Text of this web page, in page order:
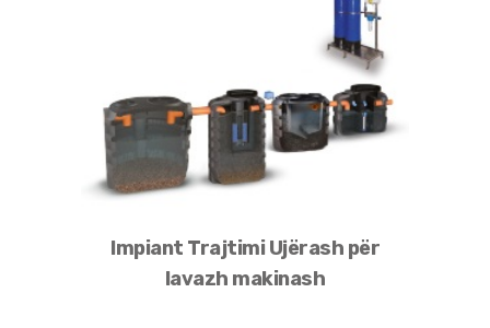
Impiant Trajtimi Ujërash për
lavazh makinash